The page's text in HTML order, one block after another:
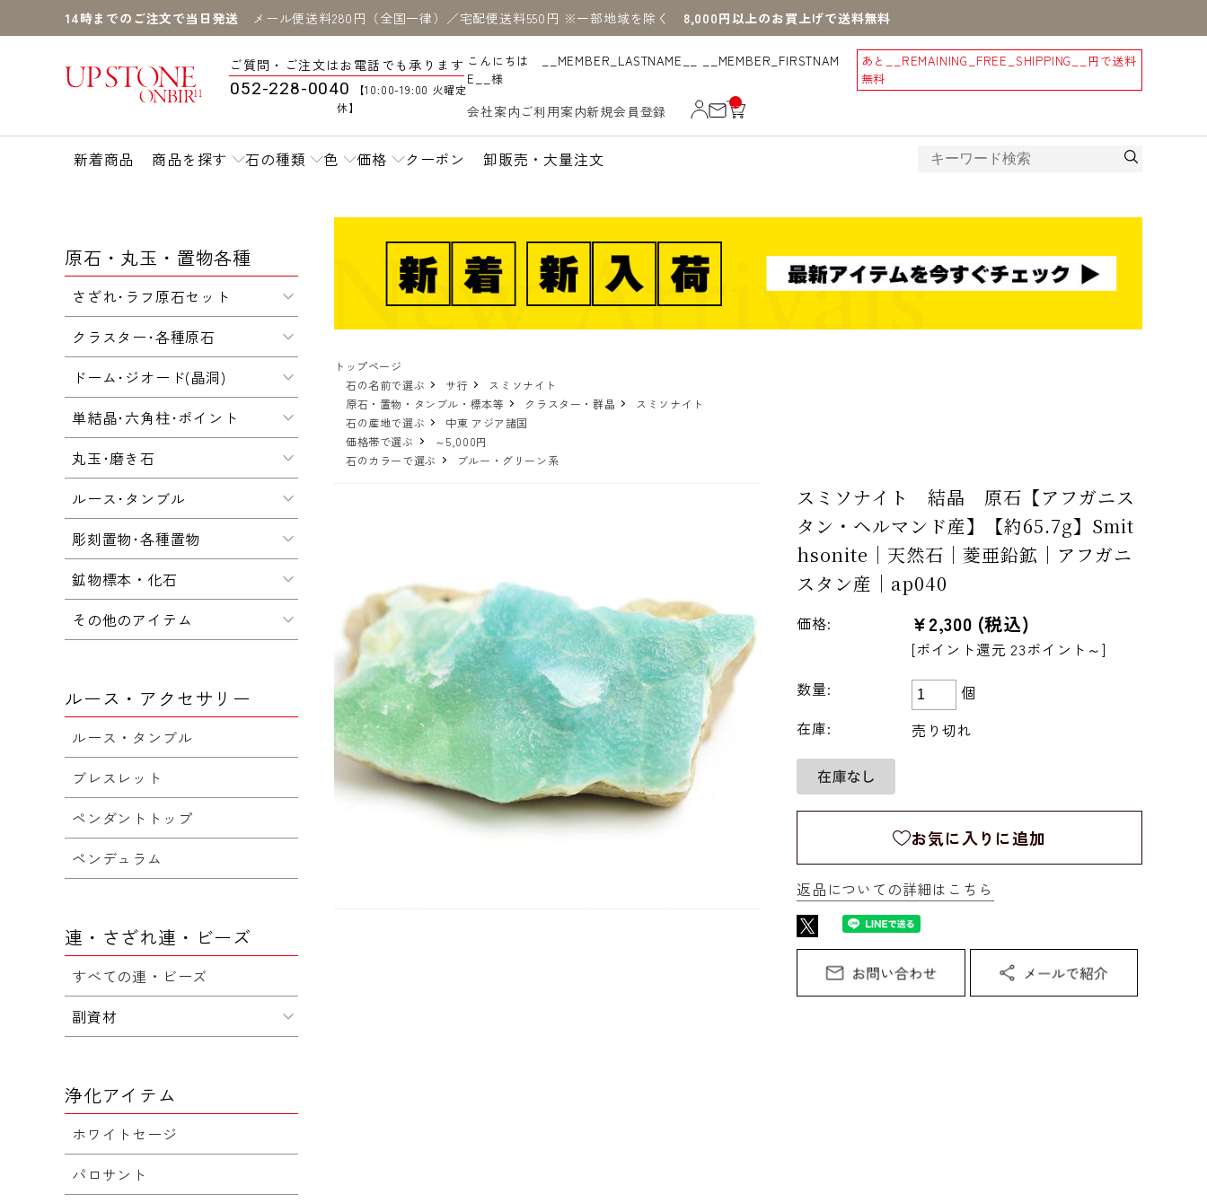
14時までのご注文で当日発送 メール便送料280円（全国一律）／宅配便送料550円 ※一部地域を除く 8,000円以上のお買上げで送料無料
ご質問・ご注文はお電話でも承ります
052-228-0040
【10:00-19:00 火曜定
休】
こんにちは __MEMBER_LASTNAME__ __MEMBER_FIRSTNAM
E__様
あと __REMAINING_FREE_SHIPPING__
円で送料
無料
会社案内 ご利用案内新規会員登録
__
IT
_C
新着商品 商品を探す 石の種類 色 価格 クーポン 卸販売・大量注文
トップページ
石の名前で選ぶ
サ行
スミソナイト
原石・置物・タンブル・標本等
クラスター・群晶
スミソナイト
石の産地で選ぶ
中東 アジア諸国
価格帯で選ぶ
～5,000円
石のカラーで選ぶ
ブルー・グリーン系
スミソナイト 結晶 原石【アフガニス
タン・ヘルマンド産】【約65.7g】Smit
hsonite｜天然石｜菱亜鉛鉱｜アフガニ
スタン産｜ap040
価格: ¥2,300 (税込)
[ポイント還元 23ポイント～]
数量:
個
在庫:
売り切れ
お気に入りに追加
返品についての詳細はこちら
原石・丸玉・置物各種
さざれ･ラフ原石セット
クラスター･各種原石
ドーム･ジオード(晶洞)
単結晶･六角柱･ポイント
丸玉･磨き石
ルース･タンブル
彫刻置物･各種置物
鉱物標本・化石
その他のアイテム
ルース・アクセサリー
ルース・タンブル
ブレスレット
ペンダントトップ
ペンデュラム
連・さざれ連・ビーズ
すべての連・ビーズ
副資材
浄化アイテム
ホワイトセージ
パロサント